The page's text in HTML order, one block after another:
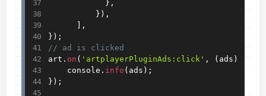
} ,
} ) ,
,
} ) ;
// ad is clicked
art . on ( 'artplayerPluginAds:click' , ( ads )
    console
. info ( ads ) ;
} ) ;